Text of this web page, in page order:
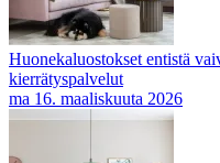
Huonekaluostokset entistä
kierrätyspalvelut
ma 16. maaliskuuta 2026